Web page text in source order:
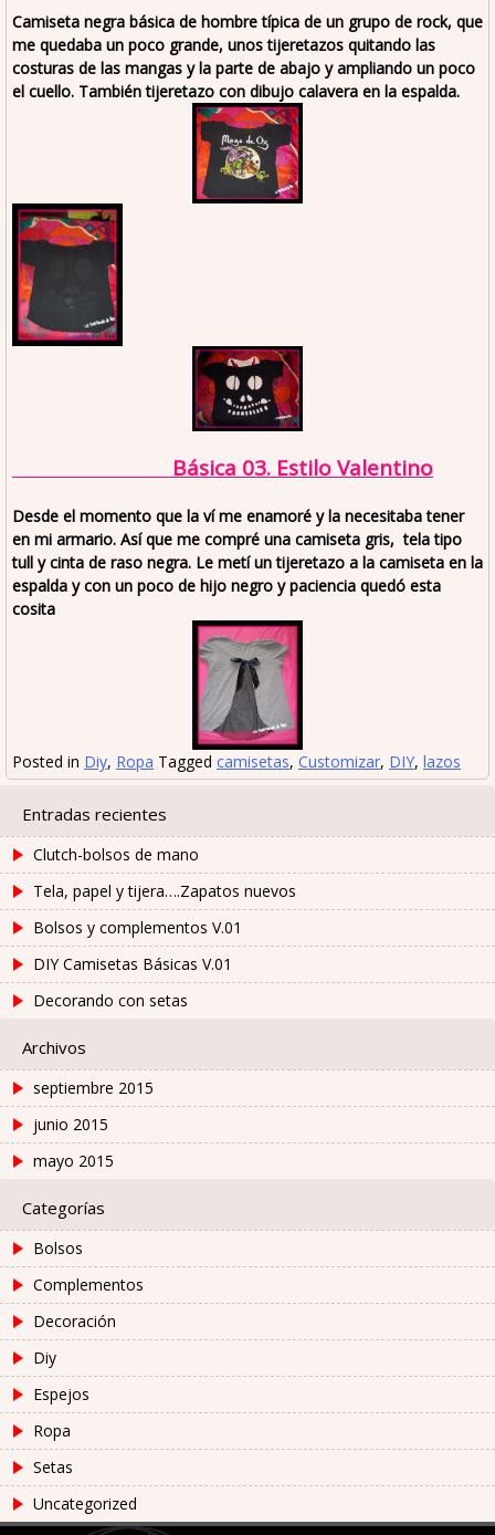
Camiseta negra básica de hombre típica de un grupo de rock, que
me quedaba un poco grande, unos tijeretazos quitando las
costuras de las mangas y la parte de abajo y ampliando un poco
el cuello. También tijeretazo con dibujo calavera en la espalda.
Básica 03. Estilo Valentino
Desde el momento que la ví me enamoré y la necesitaba tener
en mi armario. Así que me compré una camiseta gris, tela tipo
tull y cinta de raso negra. Le metí un tijeretazo a la camiseta en la
espalda y con un poco de hijo negro y paciencia quedó esta
cosita
Posted in Diy, Ropa Tagged camisetas, Customizar, DIY, lazos
Entradas recientes
Clutch-bolsos de mano
Tela, papel y tijera….Zapatos nuevos
Bolsos y complementos V.01
DIY Camisetas Básicas V.01
Decorando con setas
Archivos
septiembre 2015
junio 2015
mayo 2015
Categorías
Bolsos
Complementos
Decoración
Diy
Espejos
Ropa
Setas
Uncategorized